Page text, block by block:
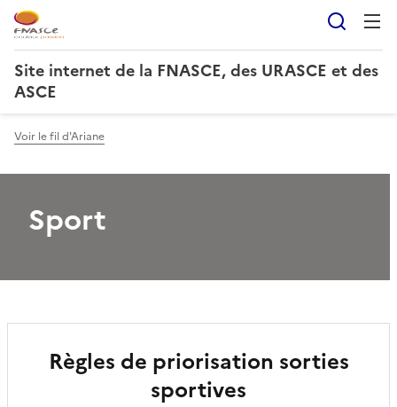
Site internet de la FNASCE, des URASCE et des
ASCE
Voir le fil d'Ariane
Sport
Règles de priorisation sorties
sportives